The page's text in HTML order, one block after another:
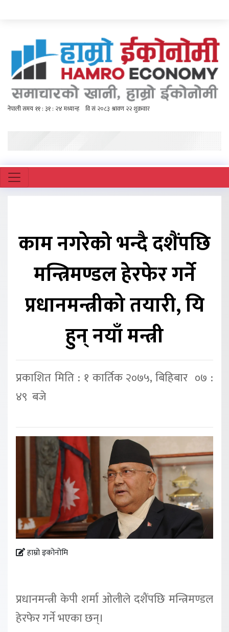
काम नगरेको भन्दै दशैंपछि
मन्त्रिमण्डल हेरफेर गर्ने
प्रधानमन्त्रीको तयारी, यि
हुन् नयाँ मन्त्री
प्रकाशित मिति : १ कार्तिक २०७५, बिहिबार ०७ :
४९ बजे
हाम्रो इकोनोमि
प्रधानमन्त्री केपी शर्मा ओलीले दशैंपछि मन्त्रिमण्डल
हेरफेर गर्ने भएका छन्।